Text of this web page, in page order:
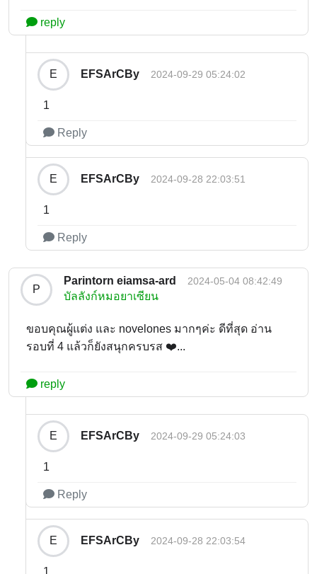
reply
E EFSArCBy 2024-09-29 05:24:02
1
Reply
E EFSArCBy 2024-09-28 22:03:51
1
Reply
P
Parintorn eiamsa-ard 2024-05-04 08:42:49
บัลลังก์หมอยาเซียน
ขอบคุณผู้แต่ง และ novelones มากๆค่ะ ดีที่สุด อ่าน
รอบที่ 4 แล้วก็ยังสนุกครบรส ❤️...
reply
E EFSArCBy 2024-09-29 05:24:03
1
Reply
E EFSArCBy 2024-09-28 22:03:54
1